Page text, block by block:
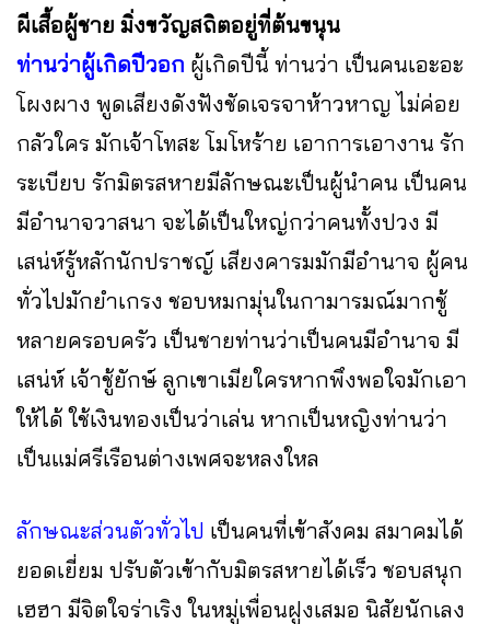
ผีเสื้อผู้ชาย มิ่งขวัญสถิตอยู่ที่ต้นขนุน
ท่านว่าผู้เกิดปีวอก ผู้เกิดปีนี้ ท่านว่า เป็นคนเอะอะ
โผงผาง พูดเสียงดังฟังชัดเจรจาห้าวหาญ ไม่ค่อย
กลัวใคร มักเจ้าโทสะ โมโหร้าย เอาการเอางาน รัก
ระเบียบ รักมิตรสหายมีลักษณะเป็นผู้นำคน เป็นคน
มีอำนาจวาสนา จะได้เป็นใหญ่กว่าคนทั้งปวง มี
เสน่ห์รู้หลักนักปราชญ์ เสียงคารมมักมีอำนาจ ผู้คน
ทั่วไปมักยำเกรง ชอบหมกมุ่นในกามารมณ์มากชู้
หลายครอบครัว เป็นชายท่านว่าเป็นคนมีอำนาจ มี
เสน่ห์ เจ้าชู้ยักษ์ ลูกเขาเมียใครหากพึงพอใจมักเอา
ให้ได้ ใช้เงินทองเป็นว่าเล่น หากเป็นหญิงท่านว่า
เป็นแม่ศรีเรือนต่างเพศจะหลงใหล
ลักษณะส่วนตัวทั่วไป เป็นคนที่เข้าสังคม สมาคมได้
ยอดเยี่ยม ปรับตัวเข้ากับมิตรสหายได้เร็ว ชอบสนุก
เฮฮา มีจิตใจร่าเริง ในหมู่เพื่อนฝูงเสมอ นิสัยนักเลง